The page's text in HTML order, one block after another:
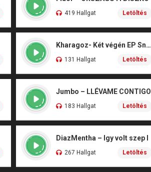
419 Hallgat Letöltés
Kharagoz- Két végén EP Snitt
131 Hallgat Letöltés
Jumbo – LLÉVAME CONTIGO
183 Hallgat Letöltés
DiazMentha – Igy volt szep I
267 Hallgat Letöltés